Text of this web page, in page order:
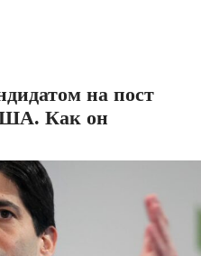
на пост
Как он